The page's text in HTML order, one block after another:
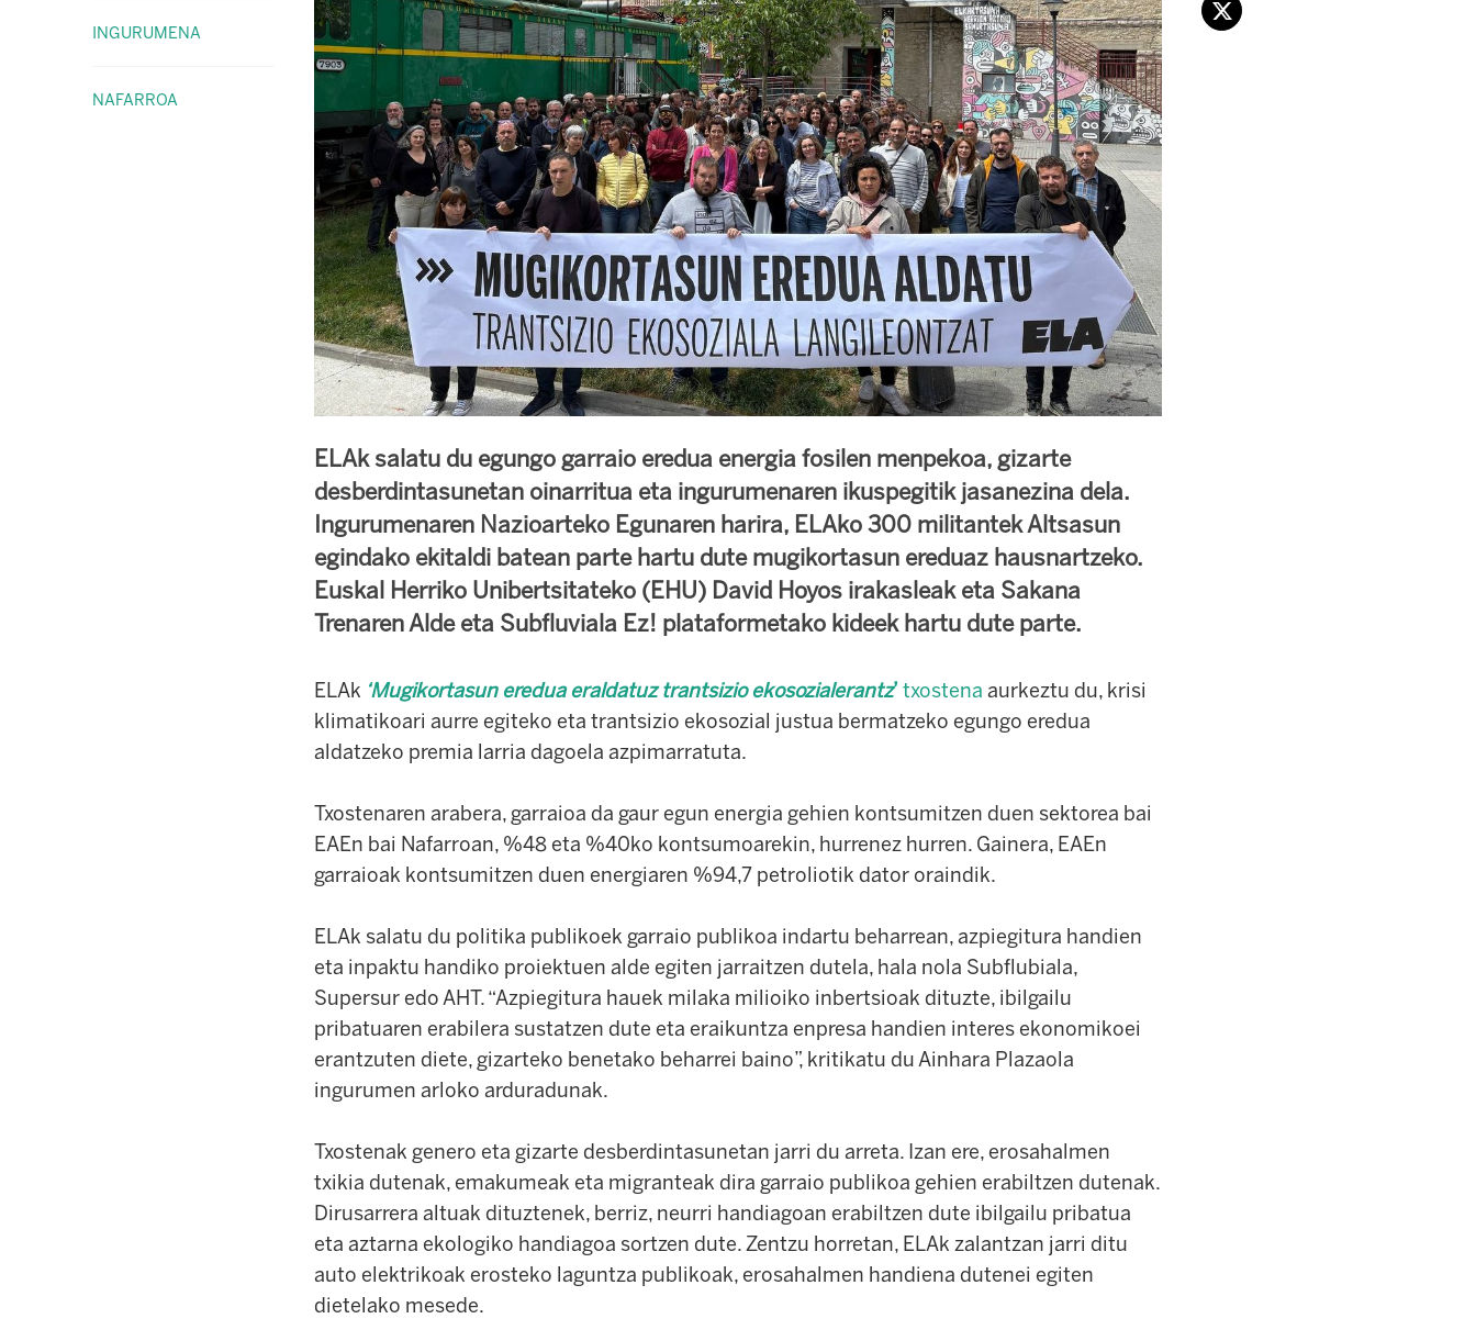
INGURUMENA
NAFARROA
ELAk salatu du egungo garraio eredua energia fosilen menpekoa, gizarte
desberdintasunetan oinarritua eta ingurumenaren ikuspegitik jasanezina dela.
Ingurumenaren Nazioarteko Egunaren harira, ELAko 300 militantek Altsasun
egindako ekitaldi batean parte hartu dute mugikortasun ereduaz hausnartzeko.
Euskal Herriko Unibertsitateko (EHU) David Hoyos irakasleak eta Sakana
Trenaren Alde eta Subfluviala Ez! plataformetako kideek hartu dute parte.
ELAk ‘Mugikortasun eredua eraldatuz trantsizio ekosozialerantz’ txostena aurkeztu du, krisi
klimatikoari aurre egiteko eta trantsizio ekosozial justua bermatzeko egungo eredua
aldatzeko premia larria dagoela azpimarratuta.
Txostenaren arabera, garraioa da gaur egun energia gehien kontsumitzen duen sektorea bai
EAEn bai Nafarroan, %48 eta %40ko kontsumoarekin, hurrenez hurren. Gainera, EAEn
garraioak kontsumitzen duen energiaren %94,7 petroliotik dator oraindik.
ELAk salatu du politika publikoek garraio publikoa indartu beharrean, azpiegitura handien
eta inpaktu handiko proiektuen alde egiten jarraitzen dutela, hala nola Subflubiala,
Supersur edo AHT. “Azpiegitura hauek milaka milioiko inbertsioak dituzte, ibilgailu
pribatuaren erabilera sustatzen dute eta eraikuntza enpresa handien interes ekonomikoei
erantzuten diete, gizarteko benetako beharrei baino”, kritikatu du Ainhara Plazaola
ingurumen arloko arduradunak.
Txostenak genero eta gizarte desberdintasunetan jarri du arreta. Izan ere, erosahalmen
txikia dutenak, emakumeak eta migranteak dira garraio publikoa gehien erabiltzen dutenak.
Dirusarrera altuak dituztenek, berriz, neurri handiagoan erabiltzen dute ibilgailu pribatua
eta aztarna ekologiko handiagoa sortzen dute. Zentzu horretan, ELAk zalantzan jarri ditu
auto elektrikoak erosteko laguntza publikoak, erosahalmen handiena dutenei egiten
dietelako mesede.